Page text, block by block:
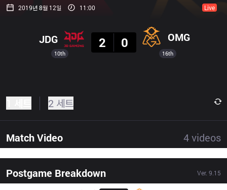
2019년 8월 12일 11:00 Live
10th
JDG
2
0 OMG
16th
2 세트
Match Video 4videos
Postgame Breakdown Ver. 9.15